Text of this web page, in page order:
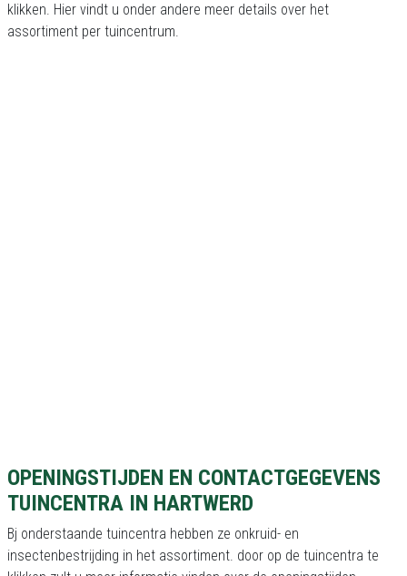
klikken. Hier vindt u onder andere meer details over het
assortiment per tuincentrum.
OPENINGSTIJDEN EN CONTACTGEGEVENS
TUINCENTRA IN HARTWERD
Bj onderstaande tuincentra hebben ze onkruid- en
insectenbestrijding in het assortiment. door op de tuincentra te